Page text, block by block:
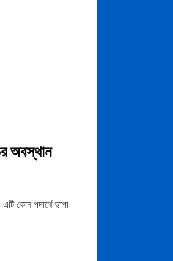
অবস্থান
কোন পদার্থে ছাপা